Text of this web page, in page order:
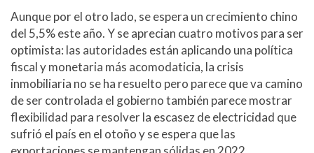
Aunque por el otro lado, se espera un crecimiento chino
del 5,5% este año. Y se aprecian cuatro motivos para ser
optimista: las autoridades están aplicando una política
fiscal y monetaria más acomodaticia, la crisis
inmobiliaria no se ha resuelto pero parece que va camino
de ser controlada el gobierno también parece mostrar
flexibilidad para resolver la escasez de electricidad que
sufrió el país en el otoño y se espera que las